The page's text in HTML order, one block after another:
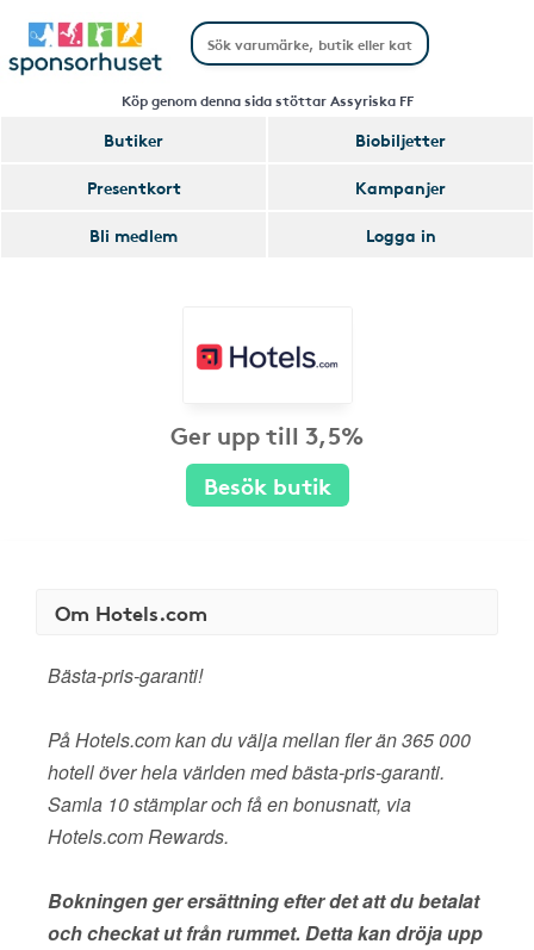
Köp genom denna sida stöttar Assyriska FF
Butiker
Biobiljetter
Presentkort
Kampanjer
Bli medlem
Logga in
Ger upp till 3,5%
Besök butik
Om Hotels.com
Bästa-pris-garanti!
På Hotels.com kan du välja mellan fler än 365 000
hotell över hela världen med bästa-pris-garanti.
Samla 10 stämplar och få en bonusnatt, via
Hotels.com Rewards.
Bokningen ger ersättning efter det att du betalat
och checkat ut från rummet. Detta kan dröja upp